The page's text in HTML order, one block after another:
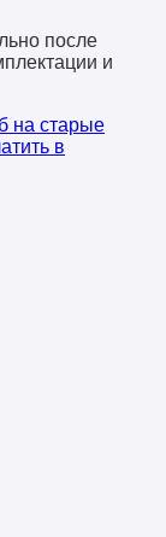
после
и
на старые
в